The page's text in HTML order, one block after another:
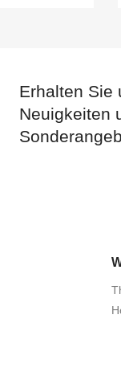
Erhalten Sie
Neuigkeiten